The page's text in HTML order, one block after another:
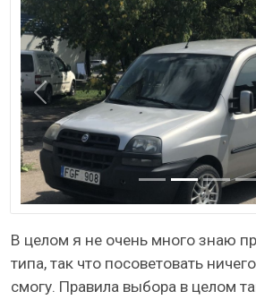
Назад
В целом я не очень много знаю
типа, так что посоветовать
смогу. Правила выбора в целом